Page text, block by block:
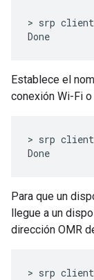
> srp
Establece el
conexión Wi-Fi o
> srp client
Para que un
llegue a un
dirección OMR
> srp client